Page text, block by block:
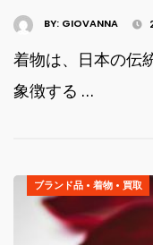
BY: GIOVANNA
着物は、日本の伝
象徴する …
ブランド品 • 着物 • 買取